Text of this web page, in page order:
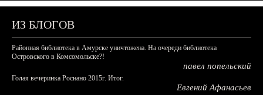
ИЗ БЛОГОВ
Районная библиотека в Амурске уничтожена. На очереди библиотека
Островского в Комсомольске?!
павел попельский
Голая вечеринка Роснано 2015г. Итог.
Евгений Афанасьев